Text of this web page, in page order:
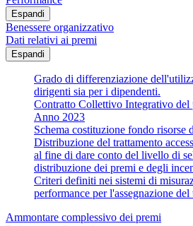
Espandi
Benessere organizzativo
Dati relativi ai premi
Espandi
Grado di differenziazione
dirigenti sia per i dipendenti.
Contratto Collettivo Integrativo del
Anno 2023
Schema costituzione fondo risorse
Distribuzione del trattamento
al fine di dare conto del livello di
distribuzione dei premi e degli
Criteri definiti nei sistemi di
performance per l'assegnazione
Ammontare complessivo dei premi